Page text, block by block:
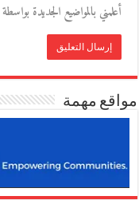
أعلمني بالمواضيع الجديدة
مواقع مهمة